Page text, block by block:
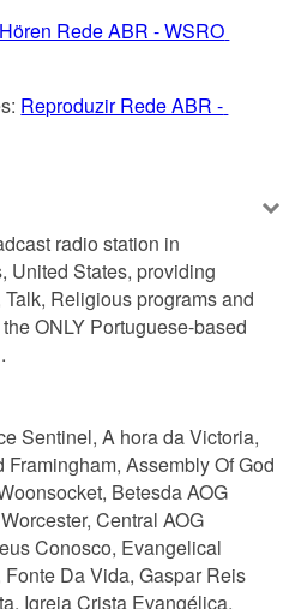
Hören Rede ABR - WSRO
Reproduzir Rede ABR -
radio station in
United States, providing
Religious programs and
ONLY Portuguese-based
Sentinel, A hora da Victoria,
Assembly Of God
Betesda AOG
Central AOG
Conosco, Evangelical
Da Vida, Gaspar Reis
Igreja Crista Evangélica,